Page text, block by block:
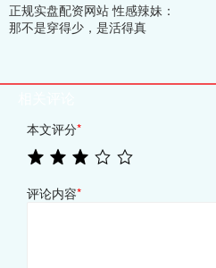
正规实盘配资网站 性感辣妹：
那不是穿得少，是活得真
本文评分*
评论内容*